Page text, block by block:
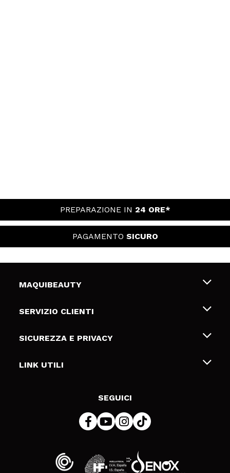
PREPARAZIONE IN 24 ORE*
PAGAMENTO SICURO
MAQUIBEAUTY
Chi siamo
Gift Cards
SERVIZIO CLIENTI
Spedizioni & Resi
Metodi di pagamamento
SICUREZZA E PRIVACY
Termini e condizioni
LINK UTILI
SEGUICI